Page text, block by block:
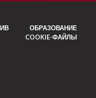
ОБРАЗОВАНИЕ
COOKIE-ФАЙЛЫ